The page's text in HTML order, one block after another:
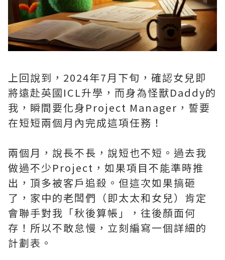
上回說到，2024年7月下旬，確認女兒即
將遠赴英國ICL升學，而身為怪獸Daddy的
我，瞬間要化身Project Manager，誓要
在短短兩個月內完成這項任務！
兩個月，說長不長，說短也不短。過去我
做過不少Project，如果項目不能準時推
出，頂多被客戶追殺。但這次如果搞砸
了，家中的老闆們（即太太和女兒）肯定
會聯手對我「秋後算帳」，往後顏面何
存！所以不敢怠慢，立刻編寫一個詳細的
計劃表。